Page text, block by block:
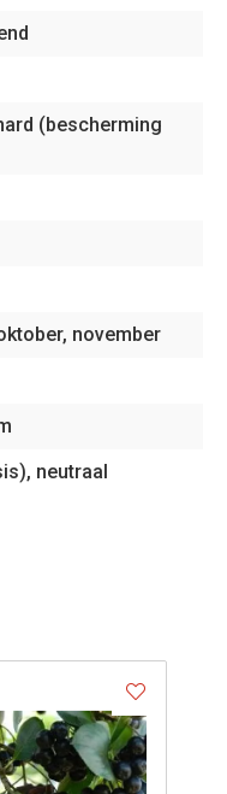
(bescherming
november
neutraal